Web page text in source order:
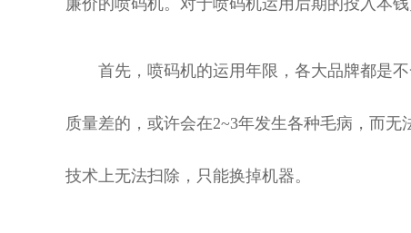
廉价的喷码机。对于喷码机运用后期的投入本钱
首先，喷码机的运用年限，各大品牌都是不
质量差的，或许会在2~3年发生各种毛病，而
技术上无法扫除，只能换掉机器。